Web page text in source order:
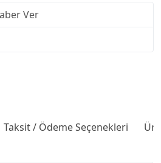
Ver
Taksit / Ödeme Seçenekleri